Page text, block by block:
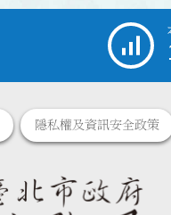
隱私權及資訊安全政策